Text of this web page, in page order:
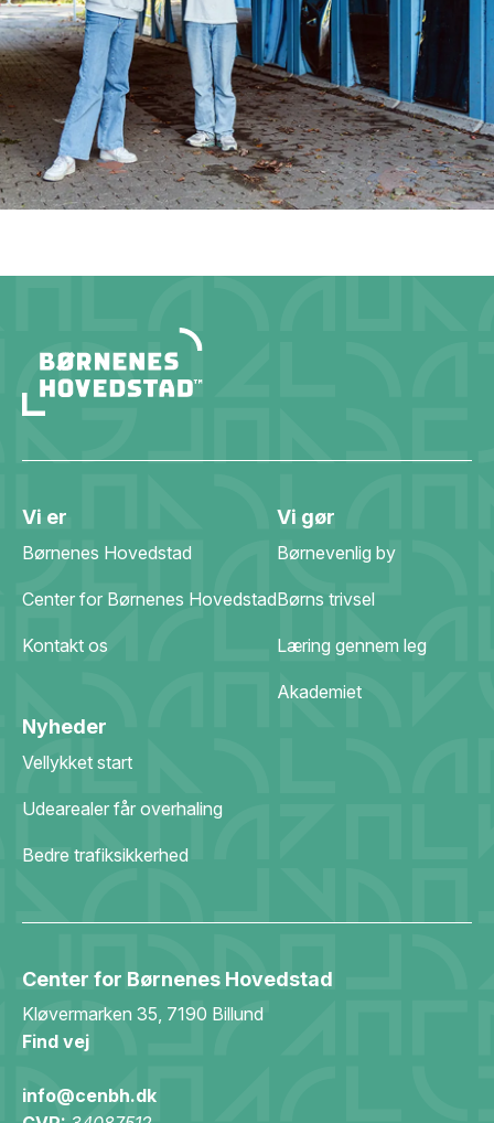
Vi er
Børnenes Hovedstad
Center for Børnenes Hovedstad
Kontakt os
Vi gør
Børnevenlig by
Børns trivsel
Læring gennem leg
Akademiet
Nyheder
Vellykket start
Udearealer får overhaling
Bedre trafiksikkerhed
Center for Børnenes Hovedstad
Kløvermarken 35, 7190 Billund
Find vej
info@cenbh.dk